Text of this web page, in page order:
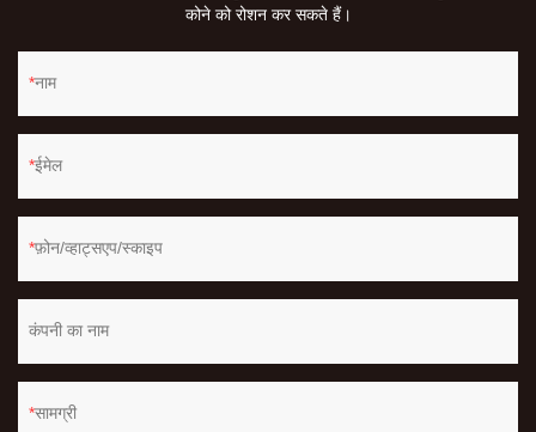
कोने को रोशन कर सकते हैं।
नाम
ईमेल
फ़ोन/व्हाट्सएप/स्काइप
कंपनी का नाम
सामग्री